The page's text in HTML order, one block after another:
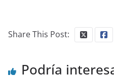
Share This Post:
Podría